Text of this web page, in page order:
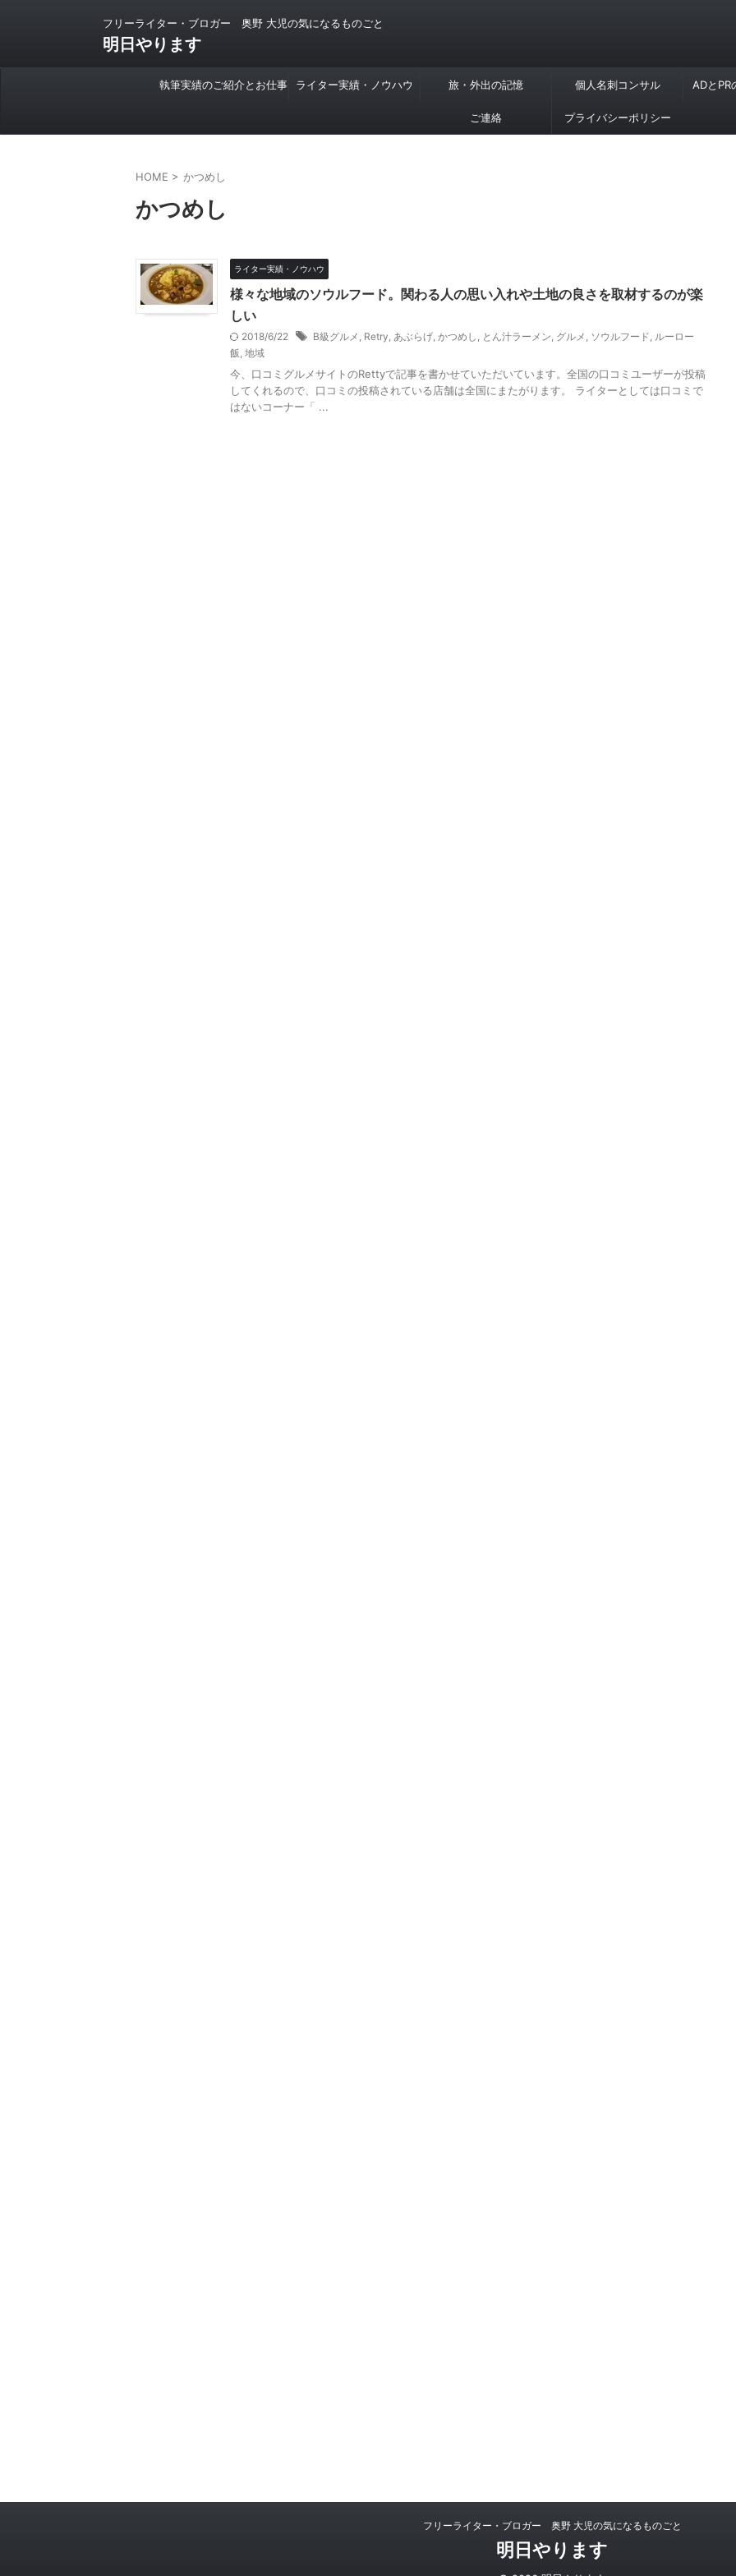
フリーライター・ブロガー 奥野 大児の気になるものごと
明日やります
執筆実績のご紹介とお仕事 ライター実績・ノウハウ 旅・外出の記憶 個人名刺コンサル ADとPR
ご連絡 プライバシーポリシー
HOME > かつめし
かつめし
ライター実績・ノウハウ
様々な地域のソウルフード。関わる人の思い入れや土地の良さを取材するのが楽
しい
2018/6/22 B級グルメ , Retry, あぶらげ, かつめし , とん汁ラーメン, グルメ , ソウルフード, ルーロー
飯, 地域
今、口コミグルメサイトのRettyで記事を書かせていただいています。全国の口コミユーザーが投稿
してくれるので、口コミの投稿されている店舗は全国にまたがります。 ライターとしては口コミで
はないコーナー「 ...
フリーライター・ブロガー 奥野 大児の気になるものごと
明日やります